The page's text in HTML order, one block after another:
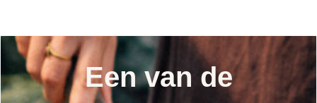
Een van de